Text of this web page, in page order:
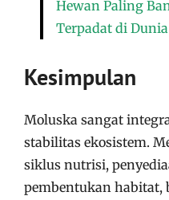
Hewan Paling
Terpadat di Dunia
Kesimpulan
Moluska sangat
stabilitas ekosistem.
siklus nutrisi,
pembentukan habitat,